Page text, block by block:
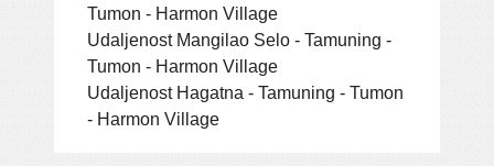
Tumon - Harmon Village
Udaljenost Mangilao Selo - Tamuning -
Tumon - Harmon Village
Udaljenost Hagatna - Tamuning - Tumon
- Harmon Village